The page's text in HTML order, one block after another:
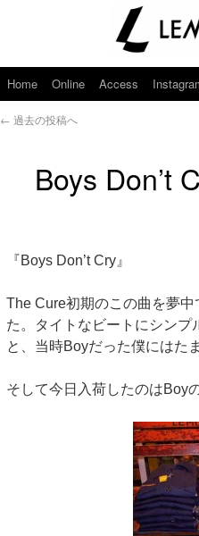
Home Online Access
← 過去の投稿へ
Boys Don’t
『Boys Don’t Cry』
The Cure初期のこの曲を夢
た。タイトなビートにシンプ
と、当時Boyだった僕にはた
そして今日入荷したのはBoy